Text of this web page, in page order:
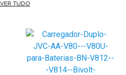
está disponível em ambas
VER TUDO